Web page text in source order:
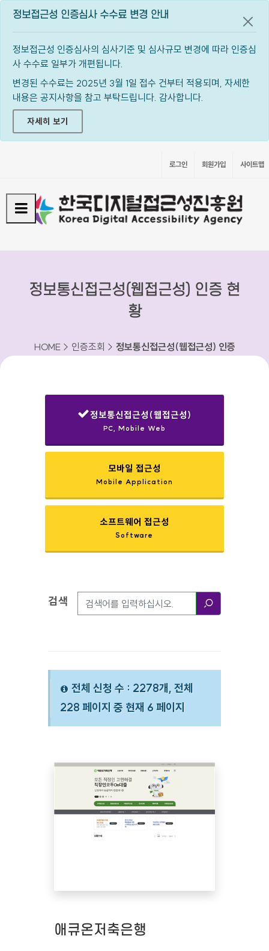
정보접근성 인증심사 수수료 변경 안내
정보접근성 인증심사의 심사기준 및 심사규모 변경에 따라 인증심
사 수수료 일부가 개편됩니다.
변경된 수수료는 2025년 3월 1일 접수 건부터 적용되며, 자세한
내용은 공지사항을 참고 부탁드립니다. 감사합니다.
자세히 보기
공지
로그인 회원가입 사이트맵
정보통신접근성(웹접근성) 인증 현
황
HOME > 인증조회 > 정보통신접근성(웹접근성) 인증
정보통신접근성(웹접근성)
PC, Mobile Web
모바일 접근성
Mobile Application
소프트웨어 접근성
Software
검색옵션
검색
전체 신청 수 : 2278개, 전체
228 페이지 중 현재 6 페이지
애큐온저축은행